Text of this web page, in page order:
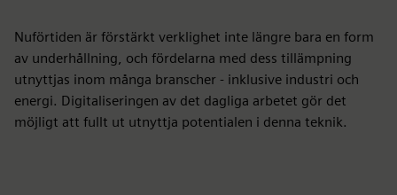
Nuförtiden är förstärkt verklighet inte längre bara en form
av underhållning, och fördelarna med dess tillämpning
utnyttjas inom många branscher - inklusive industri och
energi. Digitaliseringen av det dagliga arbetet gör det
möjligt att fullt ut utnyttja potentialen i denna teknik.